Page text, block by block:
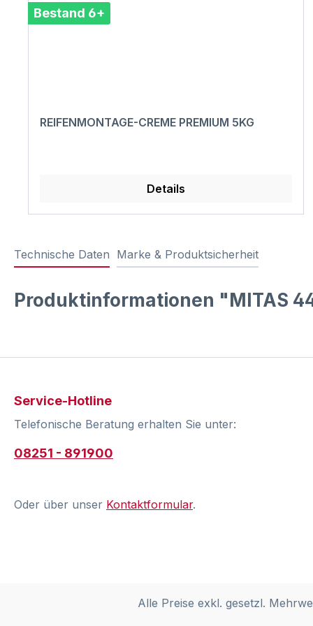
Bestand 6+
REIFENMONTAGE-CREME PREMIUM 5KG
Details
Technische Daten Marke & Produktsicherheit
Produktinformationen "MITAS
Service-Hotline
Telefonische Beratung erhalten Sie unter:
08251 - 891900
Oder über unser Kontaktformular.
Alle Preise exkl. gesetzl.